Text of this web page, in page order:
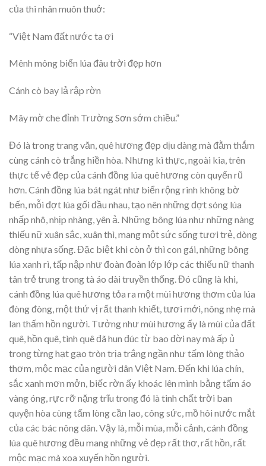
của thi nhân muôn thuở:
“Việt Nam đất nước ta ơi
Mênh mông biển lúa đâu trời đẹp hơn
Cánh cò bay lả rập rờn
Mây mờ che đỉnh Trường Sơn sớm chiều.”
Đó là trong trang văn, quê hương đẹp dịu dàng mà đằm thắm
cùng cánh cò trắng hiền hòa. Nhưng kì thực, ngoài kia, trên
thực tế vẻ đẹp của cánh đồng lúa quê hương còn quyến rũ
hơn. Cánh đồng lúa bát ngát như biển rộng rinh không bờ
bến, mỗi đợt lúa gối đầu nhau, tạo nên những đợt sóng lúa
nhấp nhô, nhịp nhàng, yên ả. Những bông lúa như những nàng
thiếu nữ xuân sắc, xuân thì, mang một sức sống tươi trẻ, dòng
dòng nhựa sống. Đặc biệt khi còn ở thì con gái, những bông
lúa xanh rì, tấp nập như đoàn đoàn lớp lớp các thiếu nữ thanh
tân trẻ trung trong tà áo dài truyền thống. Đó cũng là khi,
cánh đồng lúa quê hương tỏa ra một mùi hương thơm của lúa
đòng đòng, một thứ vị rất thanh khiết, tươi mới, nông nhẹ mà
lan thấm hồn người. Tưởng như mùi hương ấy là mùi của đất
quê, hồn quê, tình quê đã hun đúc từ bao đời nay mà ấp ủ
trong từng hạt gạo tròn trịa trắng ngần như tấm lòng thảo
thơm, mộc mạc của người dân Việt Nam. Đến khi lúa chín,
sắc xanh mơn mởn, biếc rờn ấy khoác lên mình bằng tấm áo
vàng óng, rực rỡ nặng trĩu trong đó là tinh chất trời ban
quyện hòa cùng tấm lòng cần lao, công sức, mồ hôi nước mắt
của các bác nông dân. Vậy là, mỗi mùa, mỗi cảnh, cánh đồng
lúa quê hương đều mang những vẻ đẹp rất thơ, rất hồn, rất
mộc mạc mà xoa xuyến hồn người.